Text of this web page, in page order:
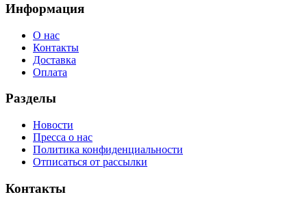
Информация
О нас
Контакты
Доставка
Оплата
Разделы
Новости
Пресса о нас
Политика конфиденциальности
Отписаться от рассылки
Контакты